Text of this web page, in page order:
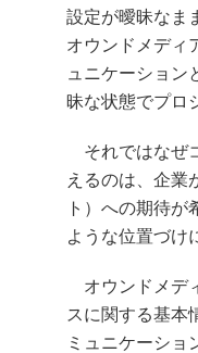
設定が曖昧なま
オウンドメディ
ュニケーション
昧な状態でプロ
それではなぜ
えるのは、企業
ト）への期待
ような位置づけ
オウンドメデ
スに関する基本
ミュニケーショ